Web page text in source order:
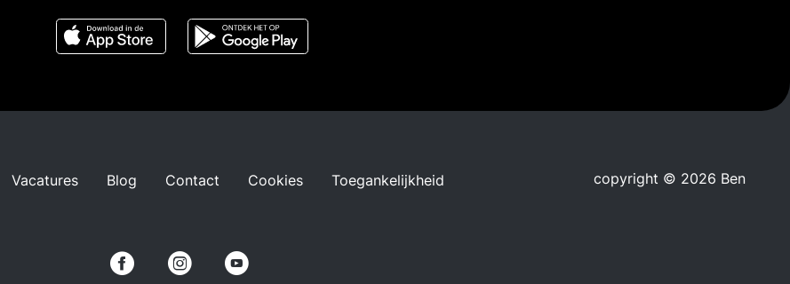
Vacatures Blog Contact Cookies Toegankelijkheid copyright © 2026 Ben